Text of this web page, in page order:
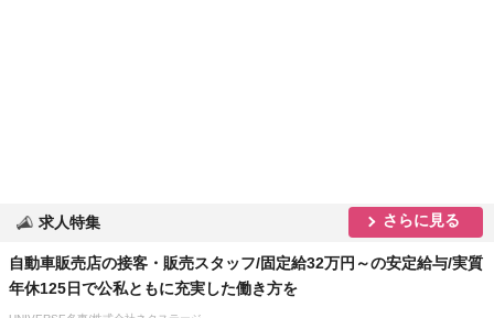
求人特集 さらに見る
自動車販売店の接客・販売スタッフ/固定給32万円～の安定給与/実質
年休125日で公私ともに充実した働き方を